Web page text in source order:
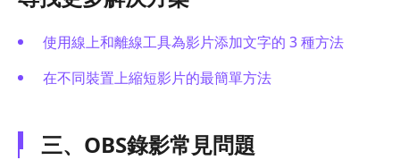
使用線上和離線工具為影片添加文字的 3 種方法
在不同裝置上縮短影片的最簡單方法
三、OBS錄影常見問題